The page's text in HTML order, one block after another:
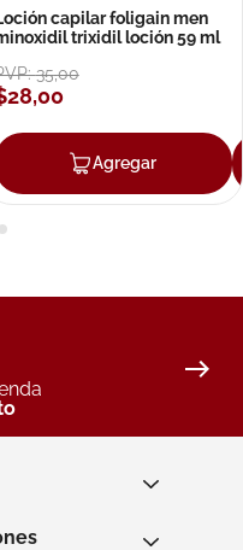
Agregar
capilar foligain men
trixidil loción 59 ml
35,00
28,00
Agregar